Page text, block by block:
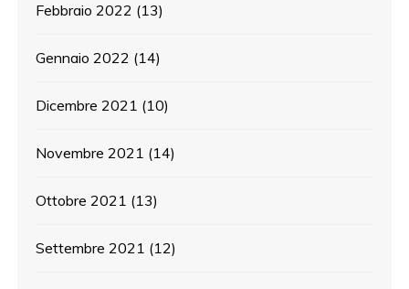
Febbraio 2022 (13)
Gennaio 2022 (14)
Dicembre 2021 (10)
Novembre 2021 (14)
Ottobre 2021 (13)
Settembre 2021 (12)